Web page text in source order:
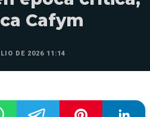
Cafym
DE 2026 11:14